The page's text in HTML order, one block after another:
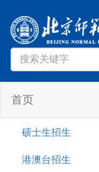
首页
硕士生招生
港澳台招生